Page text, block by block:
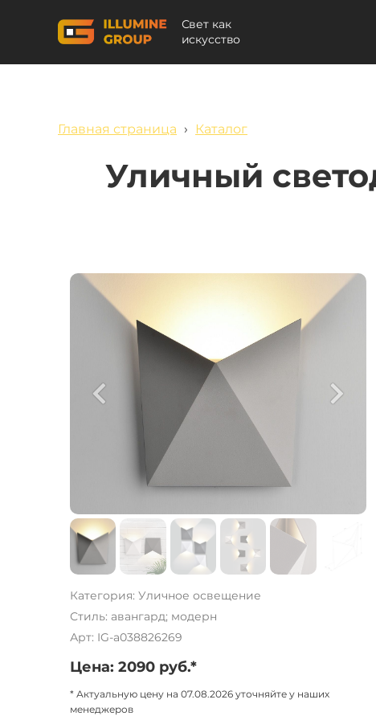
Свет как
искусство
Главная страница › Каталог
Уличный
Категория: Уличное освещение
Стиль: авангард; модерн
Арт: IG-a038826269
Цена: 2090 руб.*
* Актуальную цену на 07.08.2026 уточняйте у наших
менеджеров